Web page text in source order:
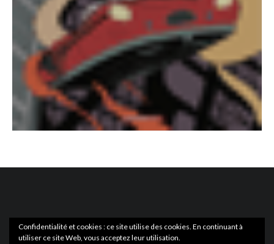
Confidentialité et cookies : ce site utilise des cookies. En continuant à
utiliser ce site Web, vous acceptez leur utilisation.